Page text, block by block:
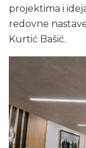
projektima i
redovne
Kurtić Bašić.